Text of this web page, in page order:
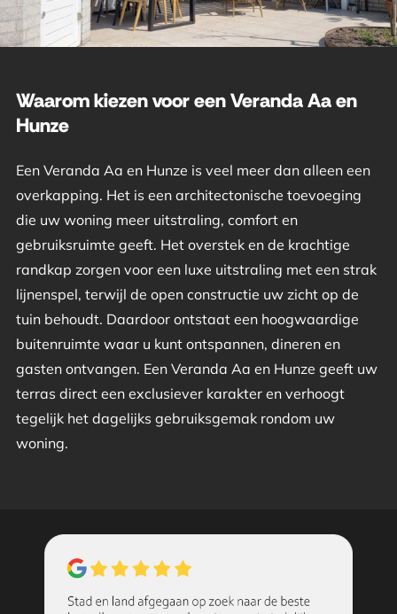
Waarom kiezen voor een Veranda Aa en
Hunze
Een Veranda Aa en Hunze is veel meer dan alleen een
overkapping. Het is een architectonische toevoeging
die uw woning meer uitstraling, comfort en
gebruiksruimte geeft. Het overstek en de krachtige
randkap zorgen voor een luxe uitstraling met een strak
lijnenspel, terwijl de open constructie uw zicht op de
tuin behoudt. Daardoor ontstaat een hoogwaardige
buitenruimte waar u kunt ontspannen, dineren en
gasten ontvangen. Een Veranda Aa en Hunze geeft uw
terras direct een exclusiever karakter en verhoogt
tegelijk het dagelijks gebruiksgemak rondom uw
woning.